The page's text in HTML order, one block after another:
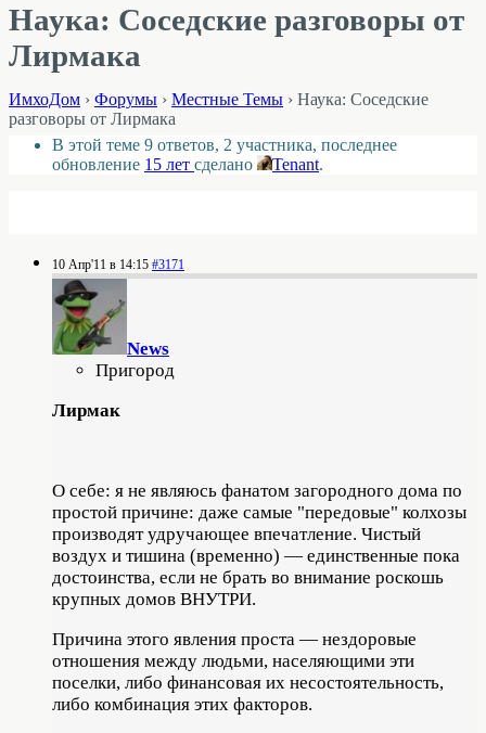
Наука: Соседские разговоры от
Лирмака
ИмхоДом › Форумы › Местные Темы › Наука: Соседские
разговоры от Лирмака
В этой теме 9 ответов, 2 участника, последнее
обновление 15 лет сделано Tenant.
10 Апр'11 в 14:15 #3171
News
Пригород
Лирмак
О себе: я не являюсь фанатом загородного дома по
простой причине: даже самые "передовые" колхозы
производят удручающее впечатление. Чистый
воздух и тишина (временно) — единственные пока
достоинства, если не брать во внимание роскошь
крупных домов ВНУТРИ.
Причина этого явления проста — нездоровые
отношения между людьми, населяющими эти
поселки, либо финансовая их несостоятельность,
либо комбинация этих факторов.